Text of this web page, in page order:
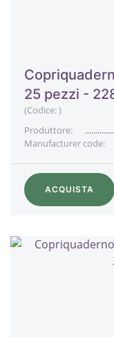
25 pezzi -
(Codice:)
Produttore:
Manufacturer code:
ACQUISTA